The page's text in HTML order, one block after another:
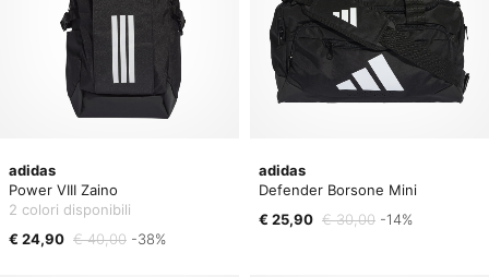
adidas
Power VIII Zaino
2 colori disponibili
€ 24,90 € 40,00 -38%
adidas
Defender Borsone Mini
€ 25,90 € 30,00 -14%